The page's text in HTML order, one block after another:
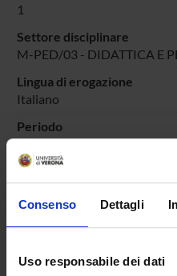
Consenso Dettagli
Uso responsabile dei dati
1
Settore disciplinare
M-PED/03 - DIDATTICA E
Lingua di erogazione
Italiano
Periodo
PERIODOdal 13-ott-2023
Avvisi
Seminari